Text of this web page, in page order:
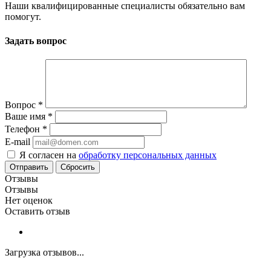
Наши квалифицированные специалисты обязательно вам
помогут.
Задать вопрос
Вопрос *
Ваше имя *
Телефон *
E-mail
Я согласен на обработку персональных данных
Сбросить
Отзывы
Отзывы
Нет оценок
Оставить отзыв
Загрузка отзывов...